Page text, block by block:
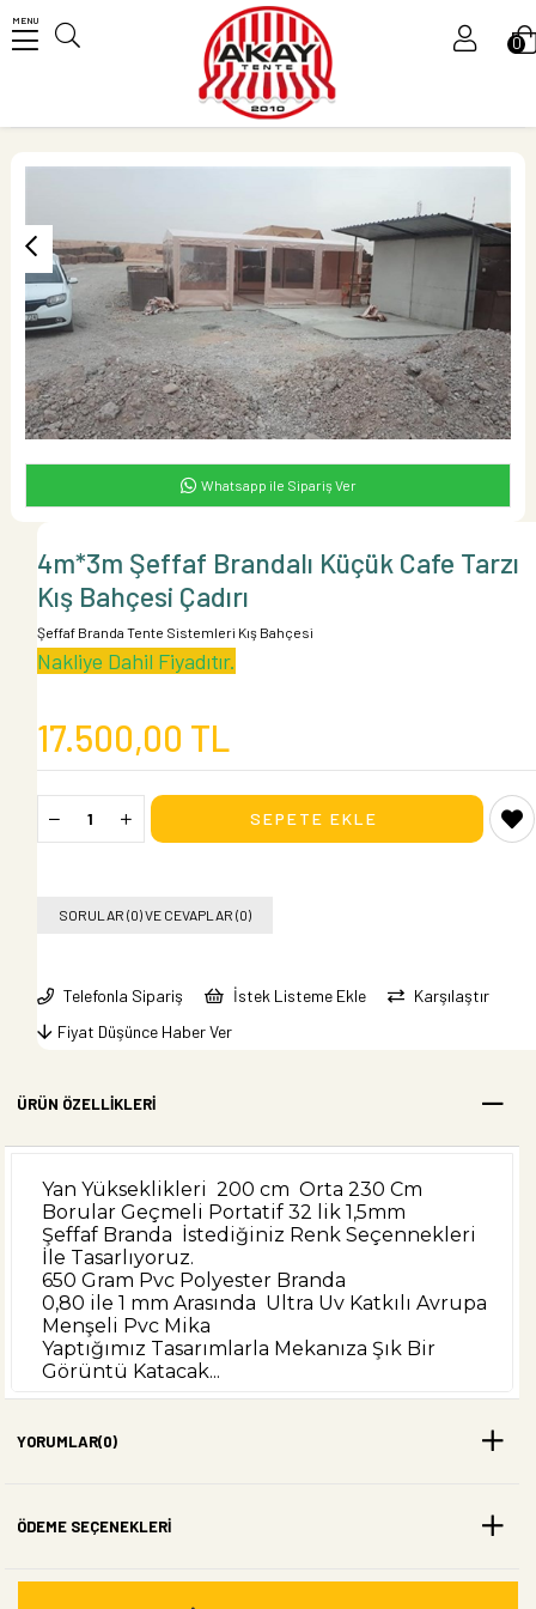
MENU
0
Whatsapp ile Sipariş Ver
4m*3m Şeffaf Brandalı Küçük Cafe Tarzı
Kış Bahçesi Çadırı
Şeffaf Branda Tente Sistemleri Kış Bahçesi
Nakliye Dahil Fiyadıtır.
17.500,00 TL
SORULAR (0) VE CEVAPLAR (0)
Telefonla Sipariş İstek Listeme Ekle
Karşılaştır
Fiyat Düşünce Haber Ver
ÜRÜN ÖZELLIKLERI
Yan Yükseklikleri 200 cm Orta 230 Cm
Borular Geçmeli Portatif 32 lik 1,5mm
Şeffaf Branda İstediğiniz Renk Seçennekleri
İle Tasarlıyoruz.
650 Gram Pvc Polyester Branda
0,80 ile 1 mm Arasında Ultra Uv Katkılı Avrupa
Menşeli Pvc Mika
Yaptığımız Tasarımlarla Mekanıza Şık Bir
Görüntü Katacak...
Şartlarına Göre En Az 3 yıl ile 5 Yıl Arası
Ülkemizde Üretilen İSO ve TSE Belgeli
Kullanılmaktadir.
YORUMLAR(0)
ÖDEME SEÇENEKLERI